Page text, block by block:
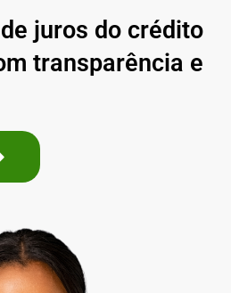
juros do crédito
transparência e